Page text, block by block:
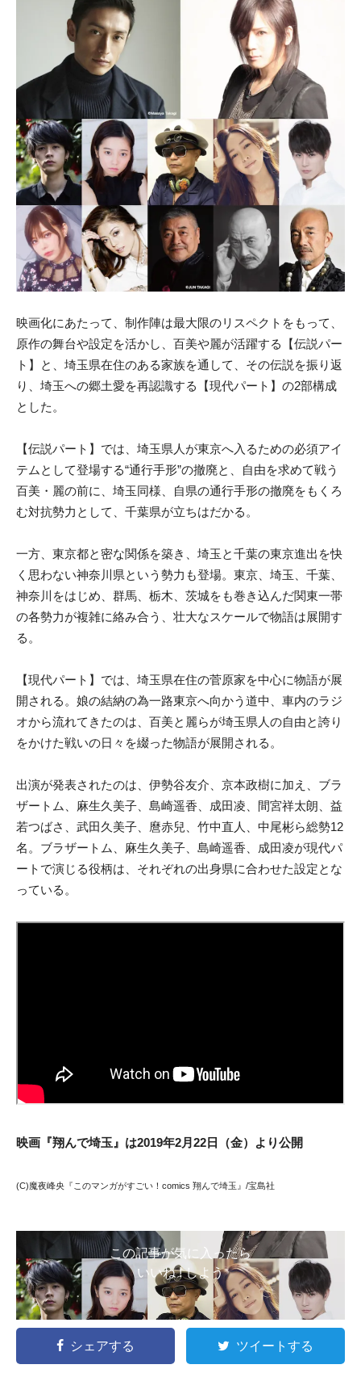
映画化にあたって、制作陣は最大限のリスペクトをもって、
原作の舞台や設定を活かし、百美や麗が活躍する【伝説パー
ト】と、埼玉県在住のある家族を通して、その伝説を振り返
り、埼玉への郷土愛を再認識する【現代パート】の2部構成
とした。
【伝説パート】では、埼玉県人が東京へ入るための必須アイ
テムとして登場する“通行手形”の撤廃と、自由を求めて戦う
百美・麗の前に、埼玉同様、自県の通行手形の撤廃をもくろ
む対抗勢力として、千葉県が立ちはだかる。
一方、東京都と密な関係を築き、埼玉と千葉の東京進出を快
く思わない神奈川県という勢力も登場。東京、埼玉、千葉、
神奈川をはじめ、群馬、栃木、茨城をも巻き込んだ関東一帯
の各勢力が複雑に絡み合う、壮大なスケールで物語は展開す
る。
【現代パート】では、埼玉県在住の菅原家を中心に物語が展
開される。娘の結納の為一路東京へ向かう道中、車内のラジ
オから流れてきたのは、百美と麗らが埼玉県人の自由と誇り
をかけた戦いの日々を綴った物語が展開される。
出演が発表されたのは、伊勢谷友介、京本政樹に加え、ブラ
ザートム、麻生久美子、島崎遥香、成田凌、間宮祥太朗、益
若つばさ、武田久美子、麿赤兒、竹中直人、中尾彬ら総勢12
名。ブラザートム、麻生久美子、島崎遥香、成田凌が現代パ
ートで演じる役柄は、それぞれの出身県に合わせた設定とな
っている。
映画『翔んで埼玉』は2019年2月22日（金）より公開
(C)魔夜峰央『このマンガがすごい！comics 翔んで埼玉』/宝島社
この記事が気に入ったら
いいね ! しよう
シェアする ツイートする